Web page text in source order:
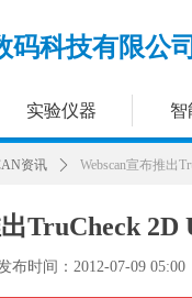
实验仪器 智
码科技有限公
TruCheck
布时间： 2012-07-09 05:00
资讯 ꄲ Webscan宣布推出